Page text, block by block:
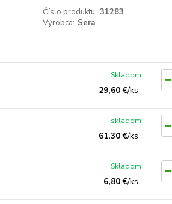
Číslo produktu: 31283
Výrobca: Sera
29,60 €/ks
Skladom
61,30 €/ks
skladom
6,80 €/ks
Skladom